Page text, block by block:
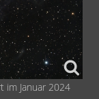
im Januar 2024